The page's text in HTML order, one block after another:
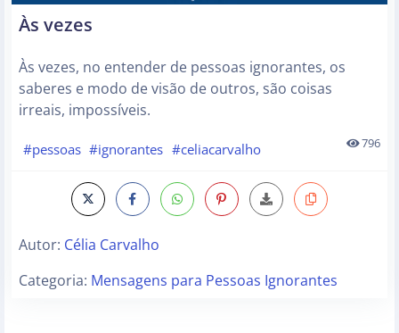
Às vezes
Às vezes, no entender de pessoas ignorantes, os
saberes e modo de visão de outros, são coisas
irreais, impossíveis.
#pessoas #ignorantes #celiacarvalho 796
Autor: Célia Carvalho
Categoria: Mensagens para Pessoas Ignorantes